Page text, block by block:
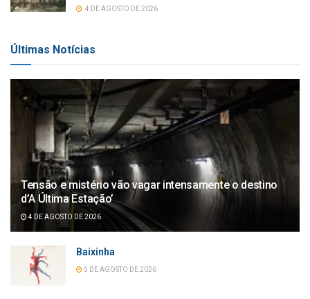
4 DE AGOSTO DE 2026
Últimas Notícias
Tensão e mistério vão vagar intensamente o destino
d’A Última Estação’
4 DE AGOSTO DE 2026
Baixinha
5 DE AGOSTO DE 2026